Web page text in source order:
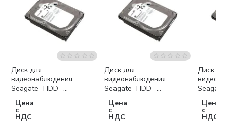
Бесплатная доставка
Диск для
видеонаблюдения
Seagate- HDD -
Цена
с
НДС
Бесплатная доставка
Диск для
видеонаблюдения
Seagate- HDD -
Цена
с
НДС
Диск
Цена
с
НДС